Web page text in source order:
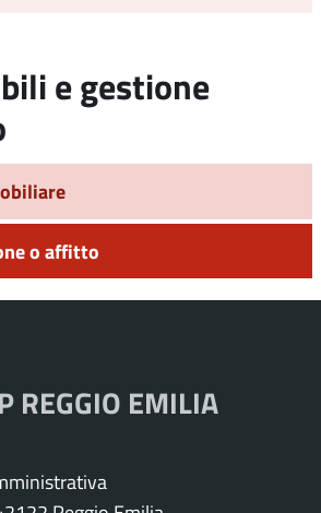
e gestione
o affitto
REGGIO EMILIA